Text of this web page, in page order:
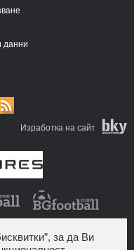
данни
Изработка на сайт
за да Ви